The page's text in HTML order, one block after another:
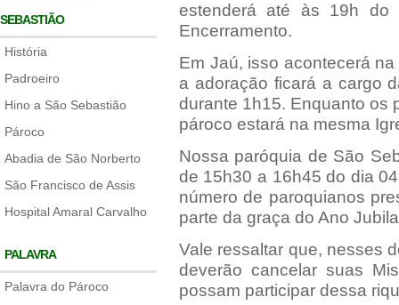
SEBASTIÃO
História
Padroeiro
Hino a São Sebastião
Pároco
Abadia de São Norberto
São Francisco de Assis
Hospital Amaral Carvalho
PALAVRA
Palavra do Pároco
estenderá até às 19h
Encerramento.
Em Jaú, isso acontecerá
a adoração ficará a cargo
durante 1h15. Enquanto os
pároco estará na mesma
Nossa paróquia de São
de 15h30 a 16h45 do dia
número de paroquianos
parte da graça do Ano
Vale ressaltar que, nesses
deverão cancelar suas
possam participar dessa